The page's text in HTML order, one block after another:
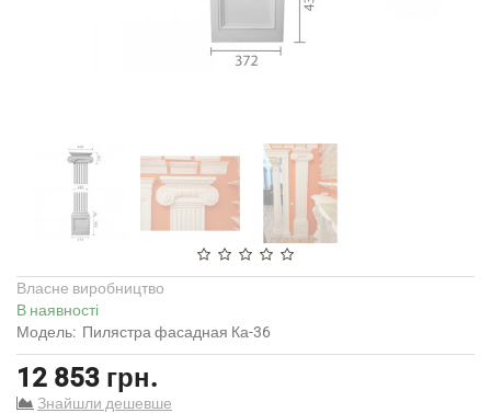
Власне виробництво
В наявності
Модель: Пилястра фасадная Ка-36
12 853 грн.
Знайшли дешевше